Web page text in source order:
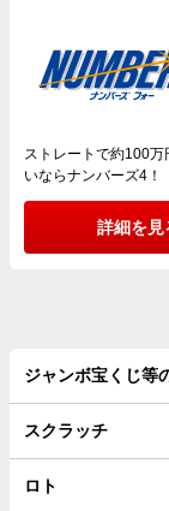
ストレートで約100万
いならナンバーズ4！
詳細を見
ジャンボ宝くじ等
スクラッチ
ロト